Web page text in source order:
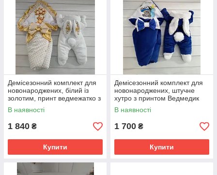
Демісезонний комплект для
новонароджених, білий із
золотим, принт ведмежатко з
кульками
В наявності
1 840 ₴
Купити
Демісезонний комплект для
новонароджених, штучне
хутро з принтом Ведмедик
Boy, синій
В наявності
1 700 ₴
Купити